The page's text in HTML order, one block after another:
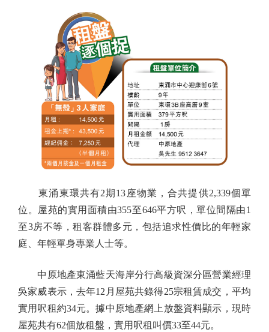
東涌東環共有2期13座物業，合共提供2,339個單
位。屋苑的實用面積由355至646平方呎，單位間隔由1
至3房不等，租客群體多元，包括追求性價比的年輕家
庭、年輕單身專業人士等。
中原地產東涌藍天海岸分行高級資深分區營業經理
吳家威表示，去年12月屋苑共錄得25宗租賃成交，平均
實用呎租約34元。據中原地產網上放盤資料顯示，現時
屋苑共有62個放租盤，實用呎租叫價33至44元。